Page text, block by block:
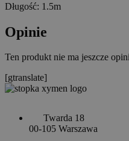
Długość: 1.5m
Opinie
Ten produkt nie ma jeszcze
[gtranslate]
Twarda 18
00-105 Warszawa